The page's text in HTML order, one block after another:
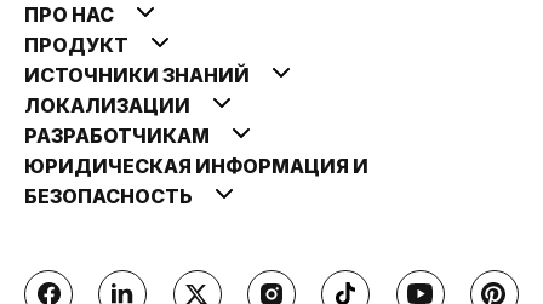
ПРО НАС
ПРОДУКТ
ИСТОЧНИКИ ЗНАНИЙ
ЛОКАЛИЗАЦИИ
РАЗРАБОТЧИКАМ
ЮРИДИЧЕСКАЯ ИНФОРМАЦИЯ И
БЕЗОПАСНОСТЬ